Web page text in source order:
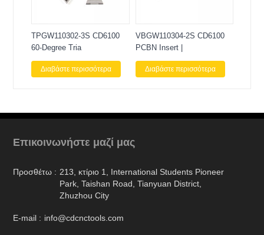
TPGW110302-3S CD6100
60-Degree Tria
Διαβάστε περισσότερα
VBGW110304-2S CD6100
PCBN Insert |
Διαβάστε περισσότερα
Επικοινωνήστε μαζί μας
Προσθέτω : 213, κτίριο 1, International Students Pioneer
Park, Taishan Road, Tianyuan District,
Zhuzhou City
E-mail : info@cdcnctools.com